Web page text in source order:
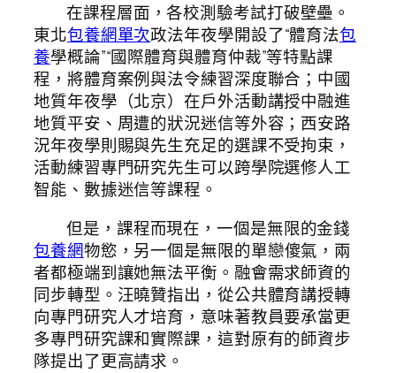
在課程層面，各校測驗考試打破壁壘。
東北包養網單次政法年夜學開設了“體育法包
養學概論”“國際體育與體育仲裁”等特點課
程，將體育案例與法令練習深度聯合；中國
地質年夜學（北京）在戶外活動講授中融進
地質平安、周遭的狀況迷信等外容；西安路
況年夜學則賜與先生充足的選課不受拘束，
活動練習專門研究先生可以跨學院選修人工
智能、數據迷信等課程。
但是，課程而現在，一個是無限的金錢
包養網物慾，另一個是無限的單戀傻氣，兩
者都極端到讓她無法平衡。融會需求師資的
同步轉型。汪曉贊指出，從公共體育講授轉
向專門研究人才培育，意味著教員要承當更
多專門研究課和實際課，這對原有的師資步
隊提出了更高請求。